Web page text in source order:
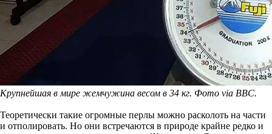
Крупнейшая в мире жемчужина весом в 34 кг. Фото via BBC.
Теоретически такие огромные перлы можно расколоть на части
и отполировать. Но они встречаются в природе крайне редко и